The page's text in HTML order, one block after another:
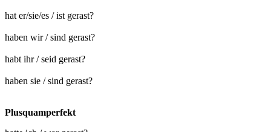
hat er/sie/es / ist gerast?
haben wir / sind gerast?
habt ihr / seid gerast?
haben sie / sind gerast?
Plusquamperfekt